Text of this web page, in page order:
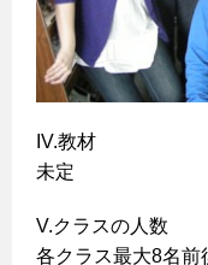
IV.教材
未定
V.クラスの人数
各クラス最大8名前